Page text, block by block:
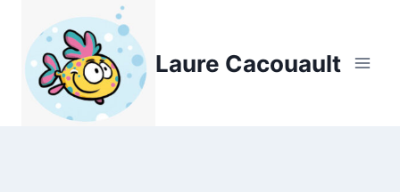
contenu
Laure Cacouault